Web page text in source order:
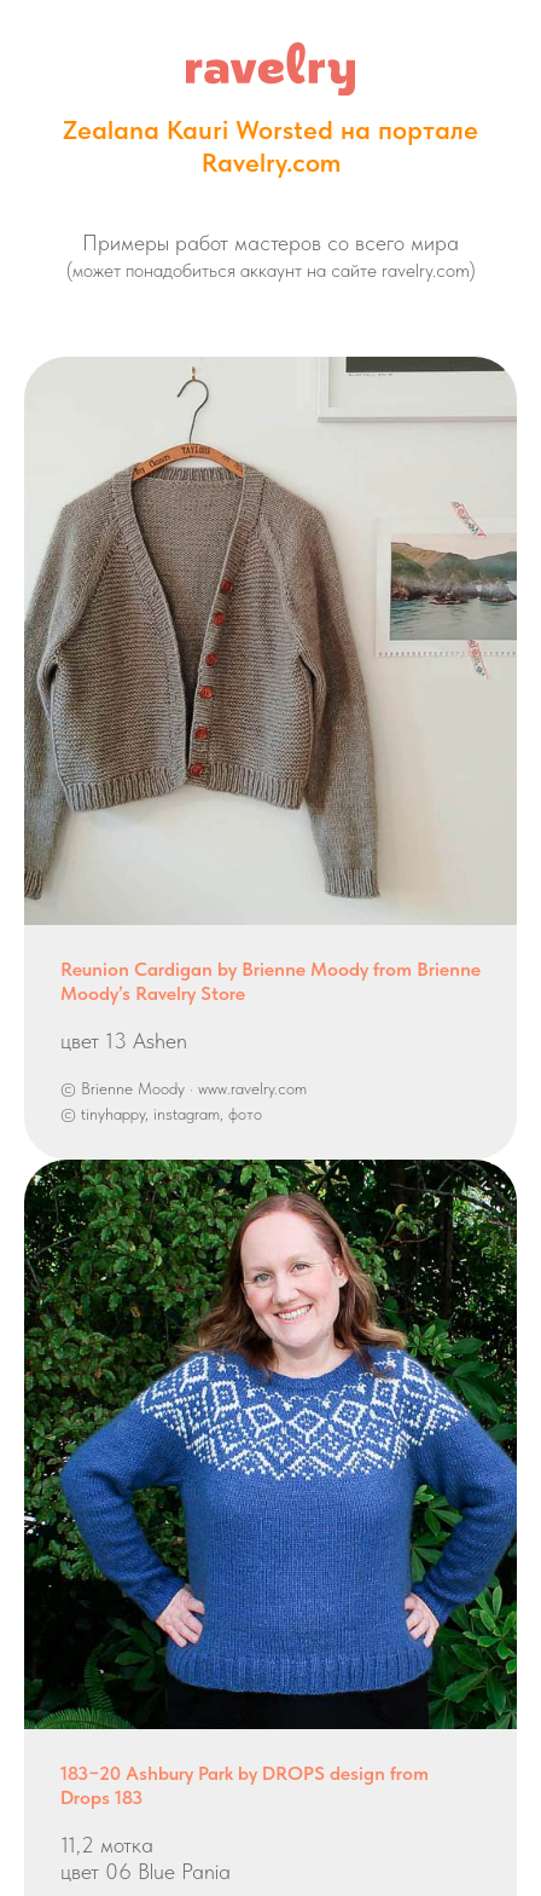
Zealana Kauri Worsted на портале
Ravelry.com
Примеры работ мастеров со всего мира
(может понадобиться аккаунт на сайте ravelry.com)
Reunion Cardigan by Brienne Moody from Brienne
Moody’s Ravelry Store
цвет 13 Ashen
© Brienne Moody · www.ravelry.com
© tinyhappy, instagram, фото
183−20 Ashbury Park by DROPS design from
Drops 183
11,2 мотка
цвет 06 Blue Pania